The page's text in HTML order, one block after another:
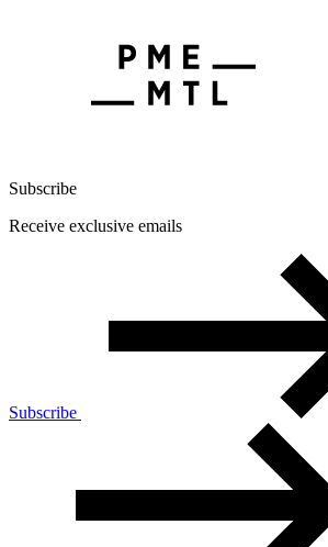
Subscribe
Receive exclusive emails
Subscribe